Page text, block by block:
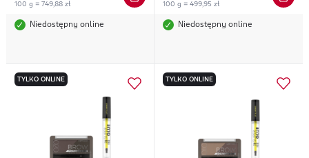
100 g = 749,88 zł
Niedostępny online
100 g = 499,95 zł
Niedostępny online
TYLKO ONLINE TYLKO ONLINE